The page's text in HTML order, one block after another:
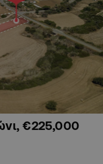
€225,000